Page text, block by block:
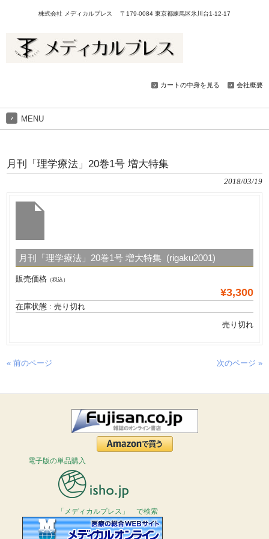
株式会社 メディカルプレス 〒179-0084 東京都練馬区氷川台1-12-17
カートの中身を見る 会社概要
MENU
月刊「理学療法」20巻1号 増大特集
2018/03/19
月刊「理学療法」20巻1号 増大特集 (rigaku2001)
販売価格 （税込）
¥3,300
在庫状態 : 売り切れ
売り切れ
« 前のページ 次のページ »
電子版の単品購入
「メディカルプレス」 で検索